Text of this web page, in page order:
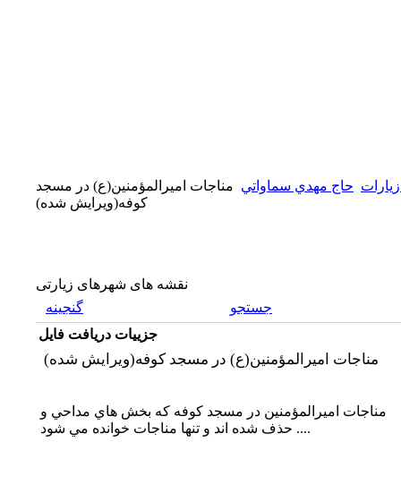
حاج مهدي سماواتي مناجات اميرالمؤمنين(ع) در مسجد
كوفه(ويرايش شده)
نقشه های شهرهای زیارتی
گنجینه
جستجو
جزییات دریافت فایل
مناجات اميرالمؤمنين در مسجد كوفه كه بخش هاي مداحي و
... حذف شده اند و تنها مناجات خوانده مي شود.